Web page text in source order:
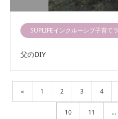
SUPLIFEインクルーシブ子育て
父のDIY
« 1 2 3 4
10 11 …